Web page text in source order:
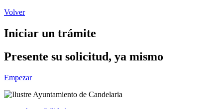
Volver
Iniciar un trámite
Presente su solicitud, ya mismo
Empezar